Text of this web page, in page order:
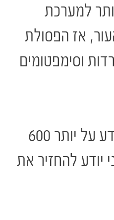
למערכת
אז הפסולת
וסימפטומים
יותר 600
הנרחב שצברתי בתחום ההילינג במשך 20 שנה, אני יודע להחזיר את